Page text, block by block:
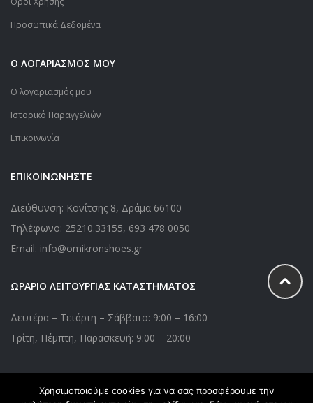
Προσωπικά Δεδομένα
Ο ΛΟΓΑΡΙΑΣΜΟΣ ΜΟΥ
Ο λογαριασμός μου
Ιστορικό Παραγγελιών
Επικοινωνία
ΕΠΙΚΟΙΝΩΝΗΣΤΕ
Διεύθυνση: Κονίτσης 8, Δράμα 66100
Τηλέφωνο: 25210.33155, 693 478 0050
Email: info@omikronshoes.gr
ΩΡΑΡΙΟ ΛΕΙΤΟΥΡΓΙΑΣ ΚΑΤΑΣΤΗΜΑΤΟΣ
Δευτέρα – Τετάρτη – Σάββατο: 9:00 – 16:00
Τρίτη, Πέμπτη, Παρασκευή: 9:00 – 20:00
Copyright © 2020 Omikronshoes.gr. All Right Reserved. Powered
Χρησιμοποιούμε cookies για να σας προσφέρουμε την